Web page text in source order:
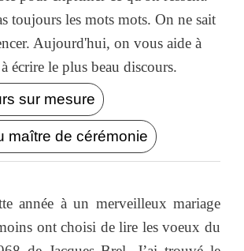
toujours les mots mots. On ne sait
Aujourd'hui, on vous aide à
écrire le plus beau discours.
sur mesure
maître de cérémonie
année à un merveilleux mariage
ont choisi de lire les voeux du